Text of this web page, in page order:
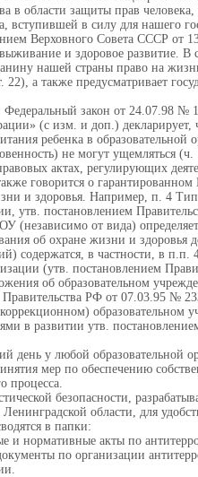
в области защиты прав
вступившей в силу для нашего
Верховного Совета СССР от
и здоровое развитие. В
нашей страны право на
22), а также предусматривает
закон от 24.07.98 №
(с изм. и доп.) декларирует,
ребенка в образовательной
не могут ущемляться (ч.
актах, регулирующих
говорится о
и здоровья. Например, п. 4
утв. постановлением
(независимо от вида)
об охране жизни и здоровья
содержатся, в частности, в
(утв. постановлением
об образовательном
Правительства РФ от 07.03.95 №
образовательном
в развитии утв.
день у любой образовательной
мер по обеспечению
процесса.
безопасности,
области, для
в папки:
и нормативные акты по
по организации